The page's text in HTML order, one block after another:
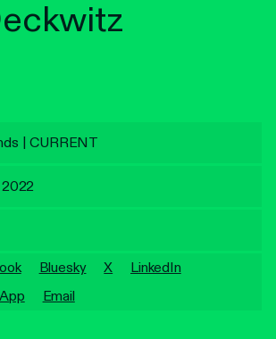
| CURRENT
2022
Bluesky X
LinkedIn
Email